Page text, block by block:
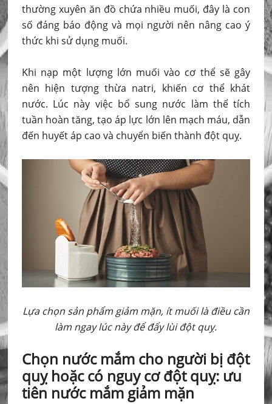
thường xuyên ăn đồ chứa nhiều muối, đây là con
số đáng báo động và mọi người nên nâng cao ý
thức khi sử dụng muối.
Khi nạp một lượng lớn muối vào cơ thể sẽ gây
nên hiện tượng thừa natri, khiến cơ thể khát
nước. Lúc này việc bổ sung nước làm thể tích
tuần hoàn tăng, tạo áp lực lớn lên mạch máu, dẫn
đến huyết áp cao và chuyển biến thành đột quỵ.
Lựa chọn sản phẩm giảm mặn, ít muối là điều cần
làm ngay lúc này để đẩy lùi đột quỵ.
Chọn nước mắm cho người bị đột
quỵ hoặccó nguy cơ đột quỵ: ưu
tiên nướcmắm giảm mặn